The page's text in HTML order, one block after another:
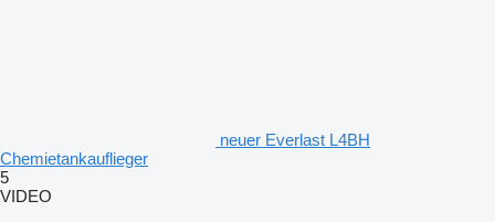
neuer Everlast L4BH
Chemietankauflieger
5
VIDEO